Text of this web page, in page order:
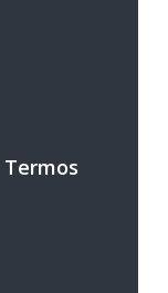
Termos